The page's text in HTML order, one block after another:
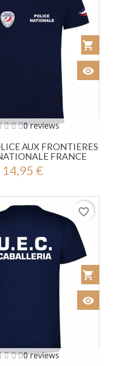
0 reviews
AUX FRONTIERES
FRANCE
14,95 €
shopping_cart
visibility
0 reviews
shopping_cart
visibility
favorite_border